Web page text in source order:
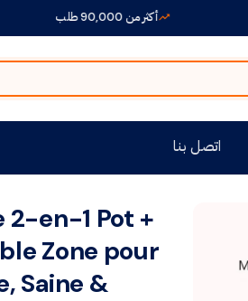
أكثر من 90,000 طلب
اتصل بنا
en-1 Pot +
Zone pour
Saine &